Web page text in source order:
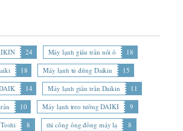
24 Máy lạnh giấu trần nối ố
18
18 Máy lạnh tủ đứng Daikin
15
14 Máy lạnh giấu trần Daikin
11
10 Máy lạnh treo tường DAIKI
9
8 thi công ống đồng máy lạ
8